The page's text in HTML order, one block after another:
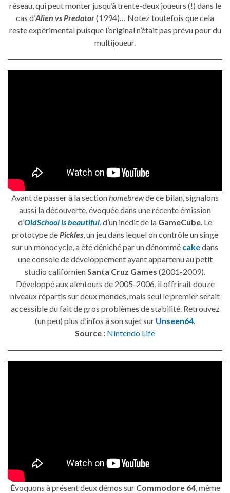
réseau, qui peut monter jusqu’à trente-deux joueurs (!) dans le
cas d’Alien vs Predator(1994)… Notez toutefois que cela
reste expérimental puisque l’original n’était pas prévu pour du
multijoueur.
Avant de passer à la section homebrewde ce bilan, signalons
aussi la découverte, évoquée dans une récente émission
d’OldSchool is beautiful , d’un inédit de la GameCube . Le
prototype de Pickles , un jeu dans lequel on contrôle un singe
sur un monocycle, a été déniché par un dénommé cakedans
une console de développement ayant appartenu au petit
studio californien Santa Cruz Games (2001-2009).
Développé aux alentours de 2005-2006, il offrirait douze
niveaux répartis sur deux mondes, mais seul le premier serait
accessible du fait de gros problèmes de stabilité. Retrouvez
(un peu) plus d’infos à son sujet sur Unseen64
Source : Nintendo Life
Évoquons à présent deux démos sur Commodore 64, même